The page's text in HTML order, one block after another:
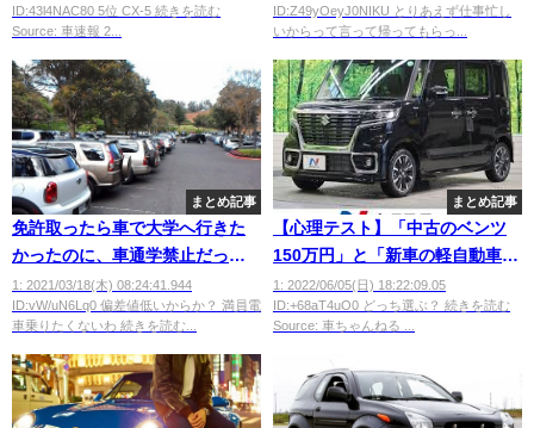
ID:43l4NAC80 5位 CX-5 続きを読む
Source: 車速報 2...
wwwwwwwwwwww
ID:Z49yOeyJ0NIKU とりあえず仕事忙し
いからって言って帰ってもらっ...
まとめ記事
免許取ったら車で大学へ行きた
かったのに、車通学禁止だった
ｗｗｗｗｗｗ
1: 2021/03/18(木) 08:24:41.944
ID:vW/uN6Lq0 偏差値低いからか？ 満員電
車乗りたくないわ 続きを読む...
まとめ記事
【心理テスト】「中古のベンツ
150万円」と「新車の軽自動車
150万円」
1: 2022/06/05(日) 18:22:09.05
ID:+68aT4uO0 どっち選ぶ？ 続きを読む
Source: 車ちゃんねる ...